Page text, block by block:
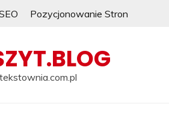
Pozycjonowanie Stron
tekstownia.com.pl